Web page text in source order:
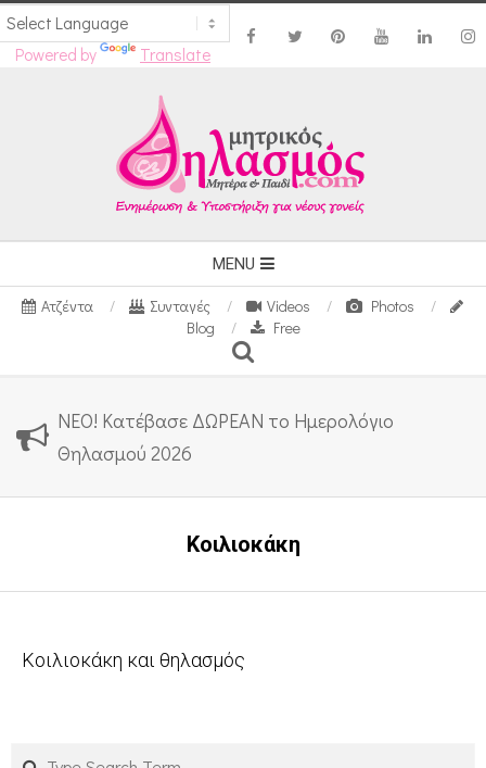
Powered by Translate
Navigation
Menu
MENU
Ατζέντα Συνταγές Videos
Photos
Blog
Free
Search
ΝΕΟ! Κατέβασε ΔΩΡΕΑΝ το Ημερολόγιο
Θηλασμού 2026
Κοιλιοκάκη
Κοιλιοκάκη και θηλασμός
02